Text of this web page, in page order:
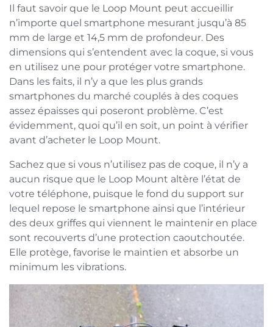
Il faut savoir que le Loop Mount peut accueillir
n’importe quel smartphone mesurant jusqu’à 85
mm de large et 14,5 mm de profondeur. Des
dimensions qui s’entendent avec la coque, si vous
en utilisez une pour protéger votre smartphone.
Dans les faits, il n’y a que les plus grands
smartphones du marché couplés à des coques
assez épaisses qui poseront problème. C’est
évidemment, quoi qu’il en soit, un point à vérifier
avant d’acheter le Loop Mount.
Sachez que si vous n’utilisez pas de coque, il n’y a
aucun risque que le Loop Mount altère l’état de
votre téléphone, puisque le fond du support sur
lequel repose le smartphone ainsi que l’intérieur
des deux griffes qui viennent le maintenir en place
sont recouverts d’une protection caoutchoutée.
Elle protège, favorise le maintien et absorbe un
minimum les vibrations.